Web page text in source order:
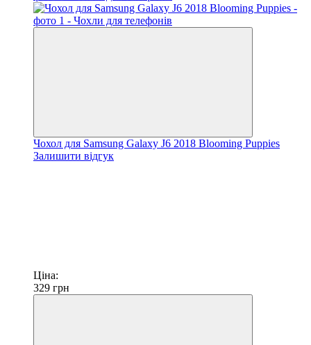
Чохол для Samsung Galaxy J6 2018 Blooming Puppies
Залишити відгук
Ціна:
329 грн